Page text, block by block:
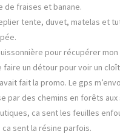
de fraises et banane.
tente, duvet, matelas et
pour récupérer
faire un détour pour voir un
fait la promo. Le gps
par des chemins en forêts
ca sent les feuilles
sent la résine parfois.